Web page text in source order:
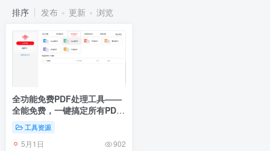
排序 发布 更新 浏览
全功能免费PDF处理工具——
全能免费，一键搞定所有PDF
工具资源
5月1日 902